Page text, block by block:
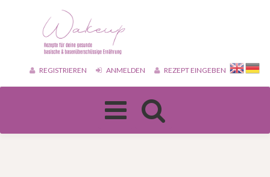
REGISTRIEREN ANMELDEN REZEPT EINGEBEN
Toggle
navigation